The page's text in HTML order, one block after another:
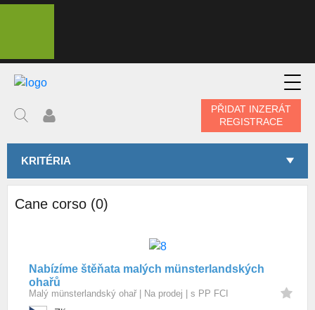
PŘIDAT INZERÁT
REGISTRACE
KRITÉRIA
Cane corso (0)
Nabízíme štěňata malých münsterlandských
ohařů
Malý münsterlandský ohař Na prodej s PP FCI